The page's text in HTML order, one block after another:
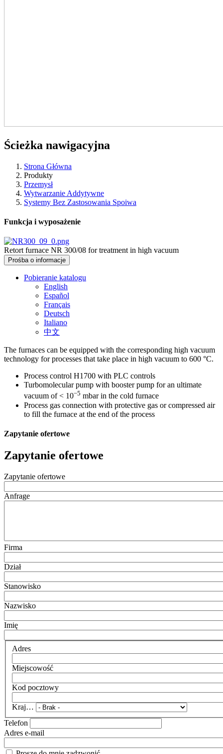
Ścieżka nawigacyjna
Strona Główna
Produkty
Przemysł
Wytwarzanie Addytywne
Systemy Bez Zastosowania Spoiwa
Funkcja i wyposażenie
Retort furnace NR 300/08 for treatment in high vacuum
Prośba o informacje
Pobieranie katalogu
English
Español
Français
Deutsch
Italiano
中文
The furnaces can be equipped with the corresponding high vacuum
technology for processes that take place in high vacuum to 600 °C.
Process control H1700 with PLC controls
Turbomolecular pump with booster pump for an ultimate
vacuum of < 10−5 mbar in the cold furnace
Process gas connection with protective gas or compressed air
to fill the furnace at the end of the process
Zapytanie ofertowe
Zapytanie ofertowe
Zapytanie ofertowe
Anfrage
Firma
Dział
Stanowisko
Nazwisko
Imię
Adres
Miejscowość
Kod pocztowy
Kraj…
Telefon
Adres e-mail